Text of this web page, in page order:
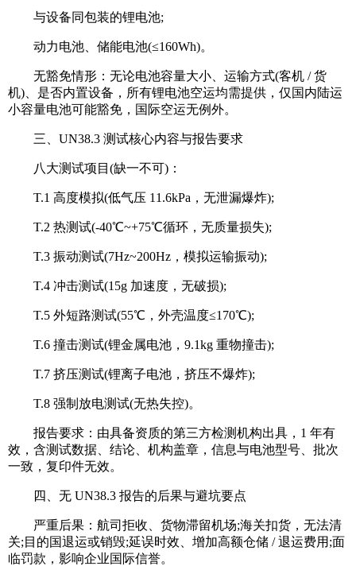
与设备同包装的锂电池;
动力电池、储能电池(≤160Wh)。
无豁免情形：无论电池容量大小、运输方式(客机 / 货
机)、是否内置设备，所有锂电池空运均需提供，仅国内陆运
小容量电池可能豁免，国际空运无例外。
三、UN38.3 测试核心内容与报告要求
八大测试项目(缺一不可)：
T.1 高度模拟(低气压 11.6kPa，无泄漏爆炸);
T.2 热测试(-40℃~+75℃循环，无质量损失);
T.3 振动测试(7Hz~200Hz，模拟运输振动);
T.4 冲击测试(15g 加速度，无破损);
T.5 外短路测试(55℃，外壳温度≤170℃);
T.6 撞击测试(锂金属电池，9.1kg 重物撞击);
T.7 挤压测试(锂离子电池，挤压不爆炸);
T.8 强制放电测试(无热失控)。
报告要求：由具备资质的第三方检测机构出具，1 年有
效，含测试数据、结论、机构盖章，信息与电池型号、批次
一致，复印件无效。
四、无 UN38.3 报告的后果与避坑要点
严重后果：航司拒收、货物滞留机场;海关扣货，无法清
关;目的国退运或销毁;延误时效、增加高额仓储 / 退运费用;面
临罚款，影响企业国际信誉。